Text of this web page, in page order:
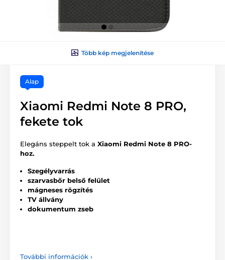
Több kép megjelenítése
Alap
Xiaomi Redmi Note 8 PRO,
fekete tok
Elegáns steppelt tok a Xiaomi Redmi Note 8 PRO-
hoz.
Szegélyvarrás
szarvasbőr belső felület
mágneses rögzítés
TV állvány
dokumentum zseb
További információk ›